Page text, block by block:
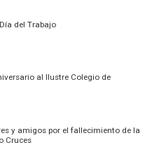
del Trabajo
al Ilustre Colegio de
y amigos por el fallecimiento de la
Cruces